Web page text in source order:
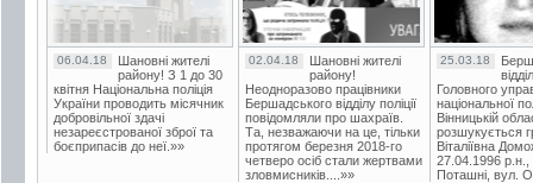
06.04.18
Шановні жителі
району! З 1 до 30
квітня Національна поліція
України проводить місячник
добровільної здачі
незареєстрованої зброї та
боєприпасів до неї.»»
02.04.18
Шановні жителі
району!
Неодноразово працівники
Бершадського відділу поліції
повідомляли про шахраїв.
Та, незважаючи на це, тільки
протягом березня 2018-го
четверо осіб стали жертвами
зловмисників....»»
25.03.18
Головного
національної
Вінницькій
розшукується
Віталіївна
27.04.1996 р.н.,
Поташні, вул.